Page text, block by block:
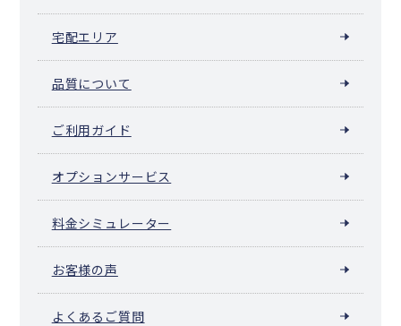
宅配エリア
品質について
ご利用ガイド
オプションサービス
料金シミュレーター
お客様の声
よくあるご質問